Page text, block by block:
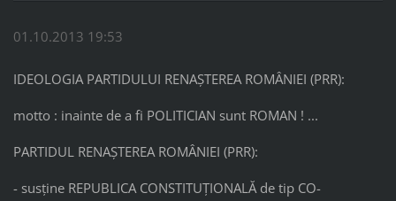
01.10.2013 19:53
IDEOLOGIA PARTIDULUI RENAŞTEREA ROMÂNIEI (PRR):
motto : inainte de a fi POLITICIAN sunt ROMAN ! ...
PARTIDUL RENAŞTEREA ROMÂNIEI (PRR):
- susţine REPUBLICA CONSTITUŢIONALĂ de tip CO-